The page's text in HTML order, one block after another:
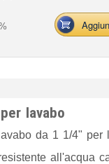
lavabo
da 1 1/4" per
all'acqua